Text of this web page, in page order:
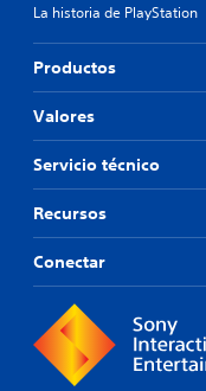
La historia de PlayStation
Productos
Valores
Servicio técnico
Recursos
Conectar